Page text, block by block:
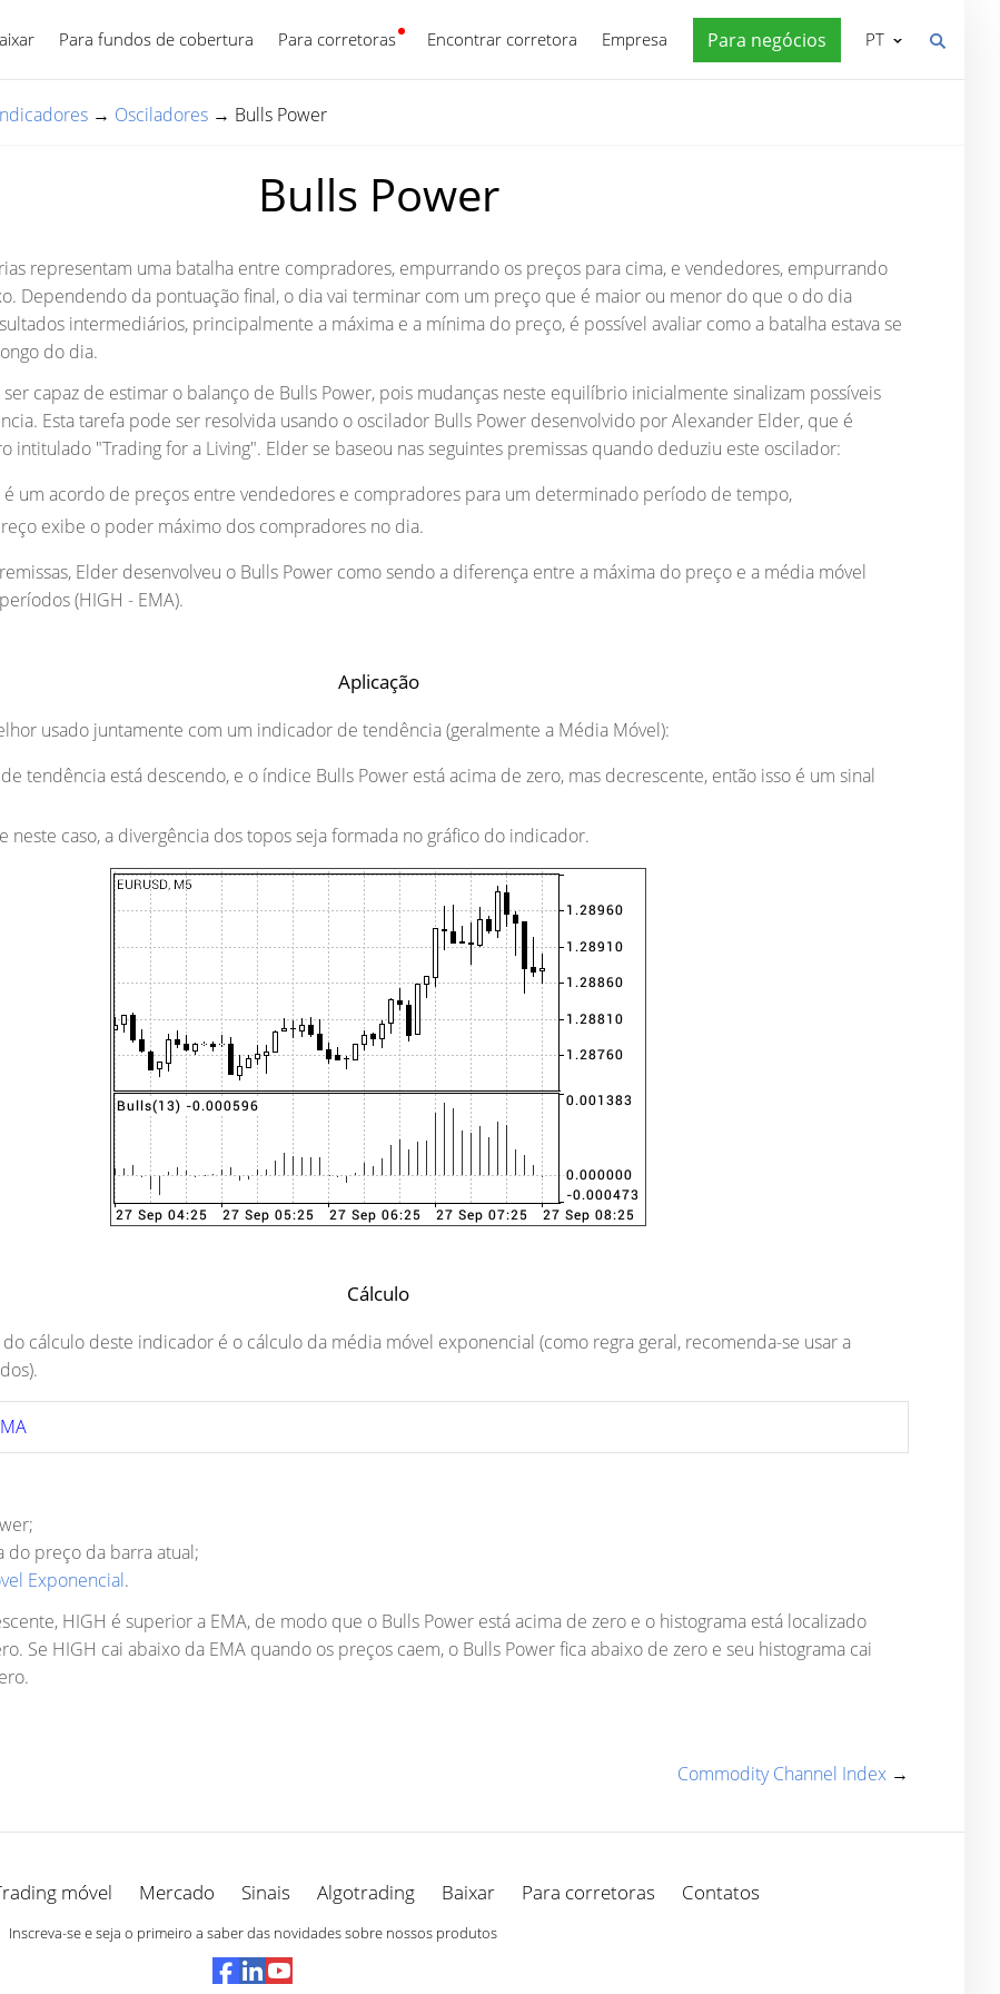
Para fundos de cobertura Para corretoras Encontrar corretora Empresa Para negócios
Português PT
→ Osciladores → Bulls Power
Bulls Power
representam uma batalha entre compradores, empurrando os preços para cima, e vendedores, empurrando
Dependendo da pontuação final, o dia vai terminar com um preço que é maior ou menor do que o do dia
intermediários, principalmente a máxima e a mínima do preço, é possível avaliar como a batalha estava se
do dia.
capaz de estimar o balanço de Bulls Power, pois mudanças neste equilíbrio inicialmente sinalizam possíveis
Esta tarefa pode ser resolvida usando o oscilador Bulls Power desenvolvido por Alexander Elder, que é
intitulado "Trading for a Living". Elder se baseou nas seguintes premissas quando deduziu este oscilador:
é um acordo de preços entre vendedores e compradores para um determinado período de tempo,
exibe o poder máximo dos compradores no dia.
Elder desenvolveu o Bulls Power como sendo a diferença entre a máxima do preço e a média móvel
(HIGH - EMA).
Aplicação
usado juntamente com um indicador de tendência (geralmente a Média Móvel):
tendência está descendo, e o índice Bulls Power está acima de zero, mas decrescente, então isso é um sinal
neste caso, a divergência dos topos seja formada no gráfico do indicador.
Cálculo
cálculo deste indicador é o cálculo da média móvel exponencial (como regra geral, recomenda-se usar a
do preço da barra atual;
Exponencial.
HIGH é superior a EMA, de modo que o Bulls Power está acima de zero e o histograma está localizado
Se HIGH cai abaixo da EMA quando os preços caem, o Bulls Power fica abaixo de zero e seu histograma cai
Commodity Channel Index →
móvel Mercado Sinais Algotrading Baixar Para corretoras Contatos
Inscreva-se e seja o primeiro a saber das novidades sobre nossos produtos